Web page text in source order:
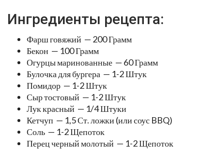
Ингредиенты рецепта:
Фарш говяжий — 200 Грамм
Бекон — 100 Грамм
Огурцы маринованные — 60 Грамм
Булочка для бургера — 1-2 Штук
Помидор — 1-2 Штук
Сыр тостовый — 1-2 Штук
Лук красный — 1/4 Штуки
Кетчуп — 1,5 Ст. ложки (или соус BBQ)
Соль — 1-2 Щепоток
Перец черный молотый — 1-2 Щепоток